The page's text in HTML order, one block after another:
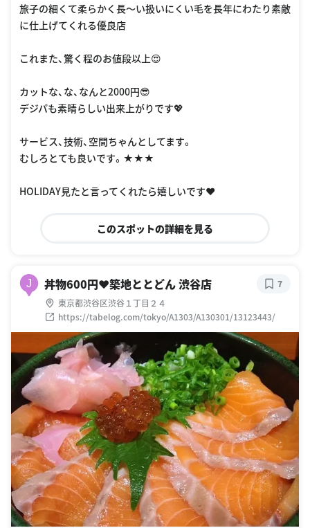
旅子の細くて柔らかく長〜い扱いにくい毛を長年にわたり素敵
に仕上げてくれる優良店
これまた、驚く程のお値段以上😍
カットな、な、なんと2000円😎
デジパも素晴らしい出来上がりです💖
サービス、技術、空間ちゃんとしてます。
むしろとても良いです。★★★
HOLIDAY見たと言ってくれたら嬉しいです❤️
このスポットの詳細を見る
J 丼物600円❤️築地ととどん 渋谷店
東京都渋谷区渋谷１丁目２４
https://tabelog.com/tokyo/A1303/A130301/13123443/
7